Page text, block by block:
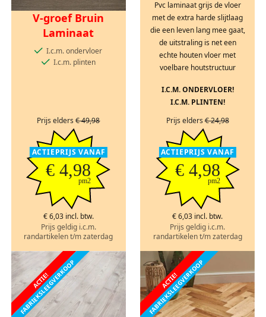
V-groef Bruin
Laminaat
I.c.m. ondervloer
I.c.m. plinten
Prijs elders€ 49,98
ACTIEPRIJS VANAF
€ 4,98
pm2
€ 6,03 incl. btw.
Prijs geldig i.c.m.
randartikelen t/m zaterdag
Pvc laminaat grijs de vloer
met de extra harde slijtlaag
die een leven lang mee gaat,
de uitstraling is net een
echte houten vloer met
voelbare houtstructuur
I.C.M. ONDERVLOER!
I.C.M. PLINTEN!
Prijs elders€ 24,98
ACTIEPRIJS VANAF
€ 4,98
pm2
€ 6,03 incl. btw.
Prijs geldig i.c.m.
randartikelen t/m zaterdag
ACTIE!
FABRIEKSLEEGVERKOOP ACTIE!
FABRIEKSLEEGVERKOOP